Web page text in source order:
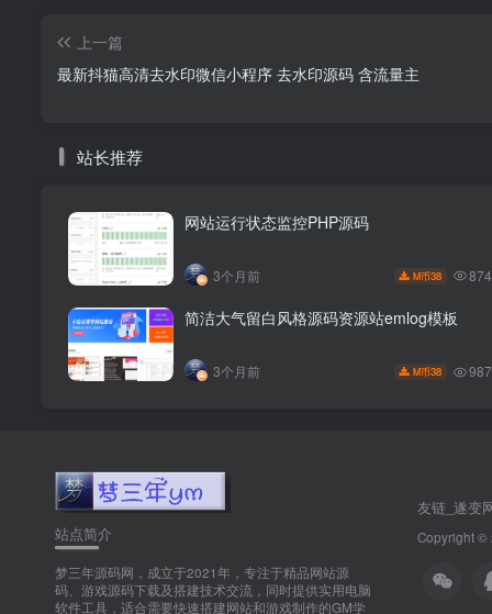
上一篇
最新抖猫高清去水印微信小程序 去水印源码 含流量主
站长推荐
网站运行状态监控PHP源码
3个月前 M币38
简洁大气留白风格源码资源站emlog模板
3个月前 M币38
站点简介
梦三年源码网，成立于2021年，专注于精品网站源
码、游戏源码下载及搭建技术交流，同时提供实用电脑
软件工具，适合需要快速搭建网站和游戏制作的GM学
友链_遂变
Copyright ©